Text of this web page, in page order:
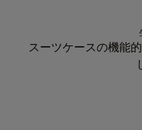
スーツケースの機能